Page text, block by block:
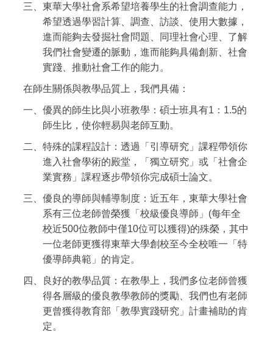
三、東華大學社會系希望培養學生的社會調查能力，
希望透過學習計算、調查、訪談、使用大數據，
進而能夠去發掘社會問題、同理社會心理、了解
我們社會變遷的脈動，進而能夠具備創新、社會
實踐、推動社會工作的能力。
在師生關係與教學品質上，我們具備：
一、優異的師生比與小班教學：碩士班具有1：1.5的
師生比，使你輕易與老師互動。
二、特殊的課程設計：透過「引導研究」課程帶領你
進入社會學術的殿堂，「獨立研究」或「社會企
業實務」課程逐步帶領你完成碩士論文。
三、優良的導師與輔導制度：近五年，東華大學社會
系有三位老師曾榮獲「校級優良導師」(每年全
校近500位教師中僅10位可以獲得)的殊榮，其中
一位老師更獲得東華大學創校至今全校唯一「特
優導師典範」的肯定。
四、良好的教學品質：在教學上，我們多位老師曾獲
得各層級的優良教學教師的獎勵、我們也有老師
更曾獲得教育部「教學實踐研究」計畫補助的肯
定。